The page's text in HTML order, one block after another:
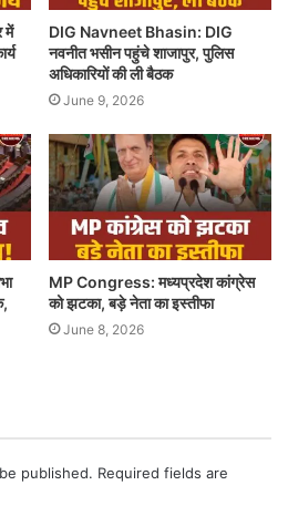
में
DIG Navneet Bhasin: DIG
नवनीत भसीन पहुंचे शाजापुर, पुलिस
अधिकारियों की ली बैठक
June 9, 2026
MP Congress: मध्यप्रदेश कांग्रेस
को झटका, बड़े नेता का इस्तीफा
June 8, 2026
published. Required fields are